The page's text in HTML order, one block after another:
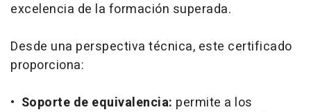
excelencia de la formación superada.
Desde una perspectiva técnica, este certificado
proporciona:
• Soporte de equivalencia: permite a los